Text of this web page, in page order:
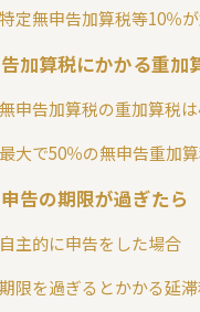
特定無申告加算税等10％
加算税にかかる重加
無申告加算税の重加算税
最大で50％の無申告重加
告の期限が過ぎたら
自主的に申告をした場合
期限を過ぎるとかかる延